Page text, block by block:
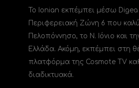
Το Ionian εκπέμπει μέσω
Περιφερειακή Ζώνη 6 που
Πελοπόννησο, το N. Ιόνιο και
Ελλάδα. Ακόμη, εκπέμπει στη
πλατφόρμα της Cosmote TV
διαδικτυακά.